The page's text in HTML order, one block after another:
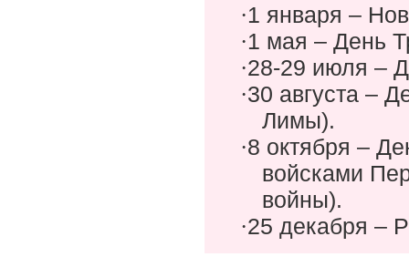
·1 января –
·1 мая – День
·28-29 июля –
·30 августа –
Лимы).
·8 октября –
войсками
войны).
·25 декабря –